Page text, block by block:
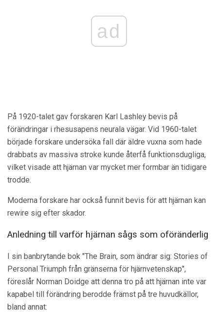
ad
På 1920-talet gav forskaren Karl Lashley bevis på
förändringar i rhesusapens neurala vägar. Vid 1960-talet
började forskare undersöka fall där äldre vuxna som hade
drabbats av massiva stroke kunde återfå funktionsdugliga,
vilket visade att hjärnan var mycket mer formbar än tidigare
trodde.
Moderna forskare har också funnit bevis för att hjärnan kan
rewire sig efter skador.
Anledning till varför hjärnan sågs som oföränderlig
I sin banbrytande bok "The Brain, som ändrar sig: Stories of
Personal Triumph från gränserna för hjärnvetenskap",
föreslår Norman Doidge att denna tro på att hjärnan inte var
kapabel till förändring berodde främst på tre huvudkällor,
bland annat: